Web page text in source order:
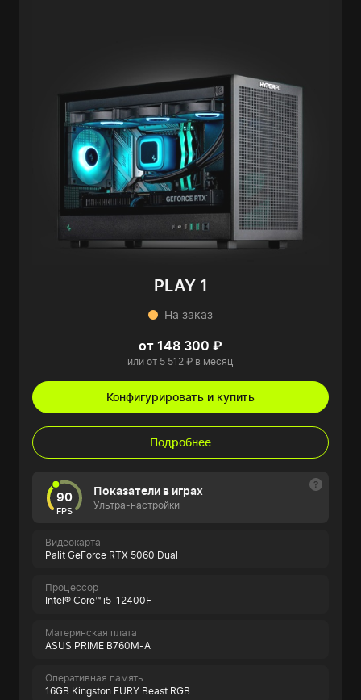
PLAY 1
На заказ
от 148 300 ₽
или от 5 512 ₽ в месяц
Конфигурировать и купить
Подробнее
90
FPS
Показатели в играх
Ультра-настройки
Видеокарта
Palit GeForce RTX 5060 Dual
Процессор
Intel® Core™ i5-12400F
Материнская плата
ASUS PRIME B760M-A
Оперативная память
16GB Kingston FURY Beast RGB